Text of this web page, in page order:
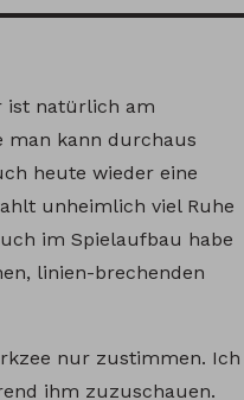
ist natürlich am
man kann durchaus
heute wieder eine
unheimlich viel Ruhe
im Spielaufbau habe
linien-brechenden
nur zustimmen. Ich
ihm zuzuschauen.